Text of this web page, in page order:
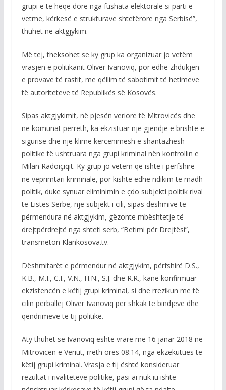
grupi e të heqë dorë nga fushata elektorale si parti e
vetme, kërkesë e strukturave shtetërore nga Serbisë”,
thuhet në aktgjykim.
Më tej, theksohet se ky grup ka organizuar jo vetëm
vrasjen e politikanit Oliver Ivanoviq, por edhe zhdukjen
e provave të rastit, me qëllim të sabotimit të hetimeve
të autoriteteve të Republikës së Kosovës.
Sipas aktgjykimit, në pjesën veriore të Mitrovicës dhe
në komunat përreth, ka ekzistuar një gjendje e brishtë e
sigurisë dhe një klimë kërcënimesh e shantazhesh
politike të ushtruara nga grupi kriminal nën kontrollin e
Milan Radoiçiqit. Ky grup jo vetëm që ishte i përfshirë
në veprimtari kriminale, por kishte edhe ndikim të madh
politik, duke synuar eliminimin e çdo subjekti politik rival
të Listës Serbe, një subjekt i cili, sipas dëshmive të
përmendura në aktgjykim, gëzonte mbështetje të
drejtpërdrejtë nga shteti serb, “Betimi për Drejtësi”,
transmeton Klankosova.tv.
Dëshmitarët e përmendur në aktgjykim, përfshirë D.S.,
K.B., M.I., C.I., V.N., H.N., S.J. dhe R.R., kanë konfirmuar
ekzistencën e këtij grupi kriminal, si dhe rrezikun me të
cilin përballej Oliver Ivanoviq për shkak të bindjeve dhe
qëndrimeve të tij politike.
Aty thuhet se Ivanoviq është vrarë më 16 janar 2018 në
Mitrovicën e Veriut, rreth orës 08:14, nga ekzekutues të
këtij grupi kriminal. Vrasja e tij është konsideruar
rezultat i rivaliteteve politike, pasi ai nuk iu ishte